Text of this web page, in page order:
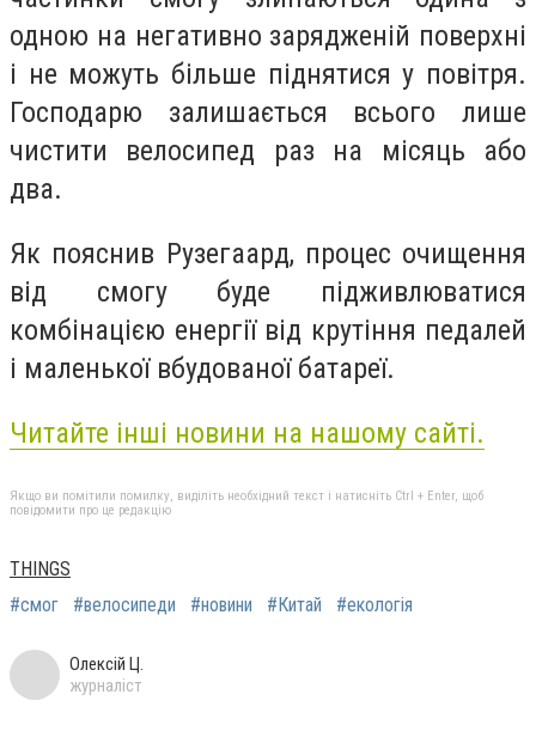
одною на негативно зарядженій поверхні
і не можуть більше піднятися у повітря.
Господарю залишається всього лише
чистити велосипед раз на місяць або
два.
Як пояснив Рузегаард, процес очищення
від смогу буде підживлюватися
комбінацією енергії від крутіння педалей
і маленької вбудованої батареї.
Читайте інші новини на нашому сайті.
Якщо ви помітили помилку, виділіть необхідний текст і натисніть Ctrl + Enter, щоб
повідомити про це редакцію
THINGS
#смог
#велосипеди #новини #Китай #екологія
Олексій Ц.
журналіст